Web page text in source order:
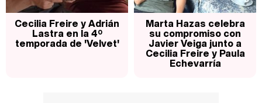
Cecilia Freire y Adrián
Lastra en la 4º
temporada de 'Velvet'
Marta Hazas celebra
su compromiso con
Javier Veiga junto a
Cecilia Freire y Paula
Echevarría